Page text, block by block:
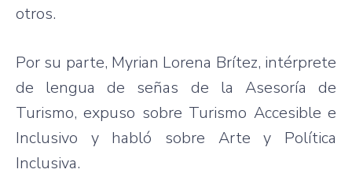
otros.
Por su parte, Myrian Lorena Brítez, intérprete
de lengua de señas de la Asesoría de
Turismo, expuso sobre Turismo Accesible e
Inclusivo y habló sobre Arte y Política
Inclusiva.